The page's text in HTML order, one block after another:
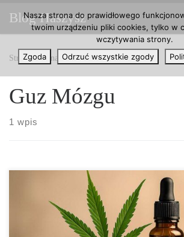
Przejdź do treści
Blog Haszysz
Strona główna » Guz Mózgu
Guz Mózgu
1 wpis
Terapia kannabinoidowa (THC i CBD) w
wielopostaciowego: wyniki badań klinicznych,
Nasza strona do prawidłowego
twoim urządzeniu pliki cookies, tylko w
wczytywania strony.
Zgoda
Odrzuć wszystkie zgody